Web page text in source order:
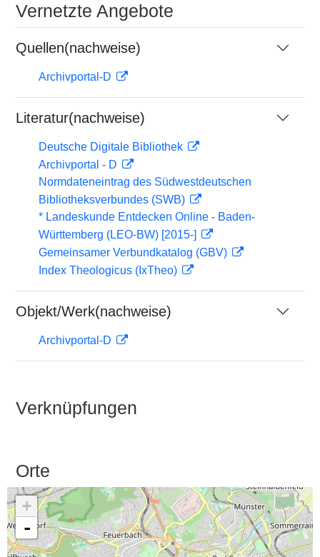
Vernetzte Angebote
Quellen(nachweise)
Archivportal-D
Literatur(nachweise)
Deutsche Digitale Bibliothek
Archivportal - D
Normdateneintrag des Südwestdeutschen
Bibliotheksverbundes (SWB)
* Landeskunde Entdecken Online - Baden-
Württemberg (LEO-BW) [2015-]
Gemeinsamer Verbundkatalog (GBV)
Index Theologicus (IxTheo)
Objekt/Werk(nachweise)
Archivportal-D
Verknüpfungen
Orte
+
-